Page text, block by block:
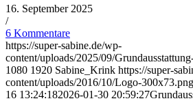
16. September 2025
/
6 Kommentare
https://super-sabine.de/wp-
content/uploads/2025/09/
1080 1920 Sabine_Krink https://super-
content/uploads/2016/10/Logo-300x73.png
16 13:24:182026-01-30 20:59:27